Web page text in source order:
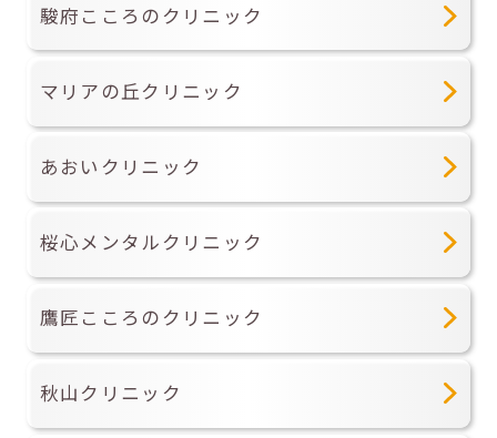
駿府こころのクリニック
マリアの丘クリニック
あおいクリニック
桜心メンタルクリニック
鷹匠こころのクリニック
秋山クリニック